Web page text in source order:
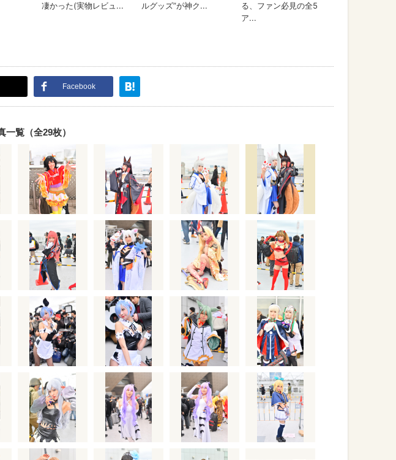
Facebook
一覧（全29枚）